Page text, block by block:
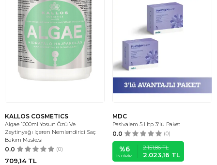
KALLOS COSMETICS
Algae 1000ml Yosun Özü Ve
Zeytinyağı Içeren Nemlendirici Saç
Bakım Maskesi
0.0 (0)
709,14TL
MDC
Pasivalem 5 Htp 3'lü Paket
0.0 (0)
%6
İNDIRIM
2.151,86TL
2.023,16 TL